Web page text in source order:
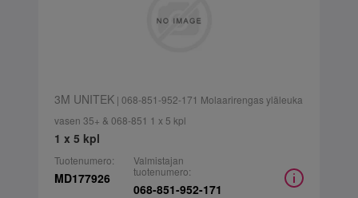
3M UNITEK| 068-851-952-171 Molaarirengas yläleuka
vasen 35+ & 068-851 1 x 5 kpl
1 x 5 kpl
Tuotenumero:
MD177926
Valmistajan
tuotenumero:
068-851-952-171